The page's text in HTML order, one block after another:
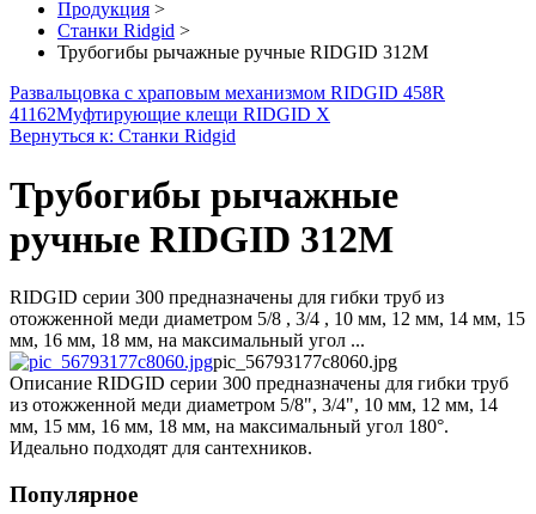
Продукция >
Станки Ridgid >
Трубогибы рычажные ручные RIDGID 312M
Развальцовка с храповым механизмом RIDGID 458R
41162Муфтирующие клещи RIDGID X
Вернуться к: Станки Ridgid
Трубогибы рычажные
ручные RIDGID 312M
RIDGID серии 300 предназначены для гибки труб из
отожженной меди диаметром 5/8 , 3/4 , 10 мм, 12 мм, 14 мм, 15
мм, 16 мм, 18 мм, на максимальный угол ...
pic_56793177c8060.jpg
Описание RIDGID серии 300 предназначены для гибки труб
из отожженной меди диаметром 5/8", 3/4", 10 мм, 12 мм, 14
мм, 15 мм, 16 мм, 18 мм, на максимальный угол 180°.
Идеально подходят для сантехников.
Популярное